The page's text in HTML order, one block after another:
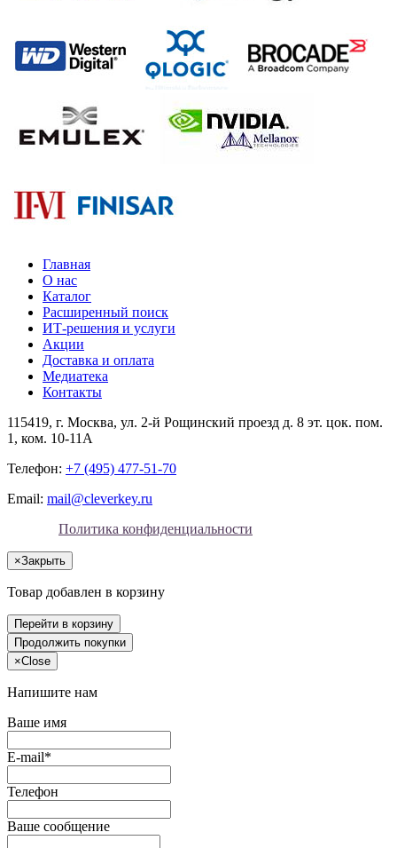
Главная
О нас
Каталог
Расширенный поиск
ИТ-решения и услуги
Акции
Доставка и оплата
Медиатека
Контакты
115419, г. Москва, ул. 2-й Рощинский проезд д. 8 эт. цок. пом.
1, ком. 10-11А
Телефон: +7 (495) 477-51-70
Email: mail@cleverkey.ru
Политика конфиденциальности
×Закрыть
Товар добавлен в корзину
Перейти в корзину
Продолжить покупки
×Close
Напишите нам
Ваше имя
E-mail*
Телефон
Ваше сообщение